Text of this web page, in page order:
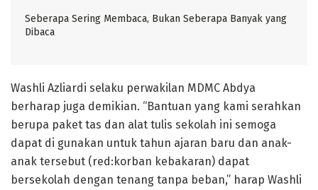
Seberapa Sering Membaca, Bukan Seberapa Banyak yang
Dibaca
Washli Azliardi selaku perwakilan MDMC Abdya
berharap juga demikian. “Bantuan yang kami serahkan
berupa paket tas dan alat tulis sekolah ini semoga
dapat di gunakan untuk tahun ajaran baru dan anak-
anak tersebut (red:korban kebakaran) dapat
bersekolah dengan tenang tanpa beban,” harap Washli